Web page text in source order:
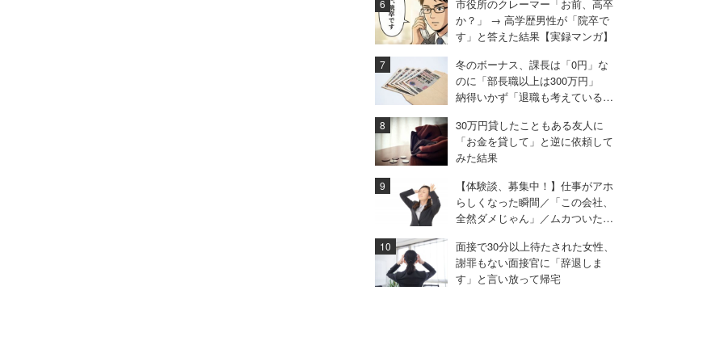
市役所のクレーマー「お前、高卒
か？」 → 高学歴男性が「院卒で
す」と答えた結果【実録マンガ】
冬のボーナス、課長は「0円」な
のに「部長職以上は300万円」
納得いかず「退職も考えている」
30万円貸したこともある友人に
「お金を貸して」と逆に依頼して
みた結果
【体験談、募集中！】仕事がアホ
らしくなった瞬間／「この会社、
全然ダメじゃん」／ムカついた面
面接で30分以上待たされた女性、
謝罪もない面接官に「辞退しま
す」と言い放って帰宅